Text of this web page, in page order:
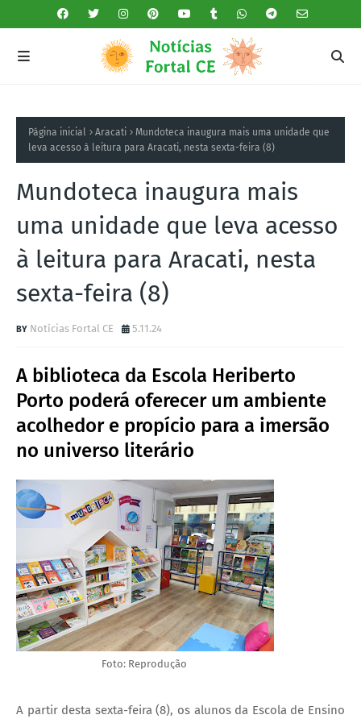
Página inicial Aracati
Mundoteca inaugura mais uma unidade que
leva acesso à leitura para Aracati, nesta sexta-feira (8)
Mundoteca inaugura mais
uma unidade que leva acesso
à leitura para Aracati, nesta
sexta-feira (8)
Notícias Fortal CE 5.11.24
A biblioteca da Escola Heriberto
Porto poderá oferecer um ambiente
acolhedor e propício para a imersão
no universo literário
Foto: Reprodução
A partir desta sexta-feira (8), os alunos da Escola de Ensino